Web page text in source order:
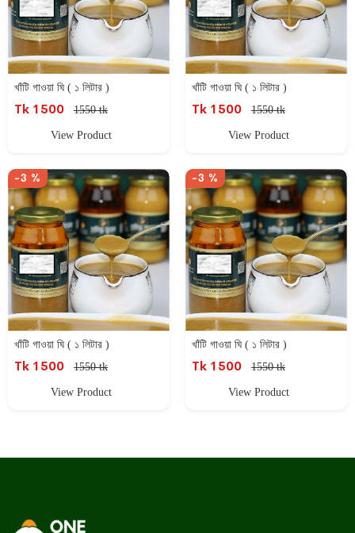
খাঁটি গাওয়া ঘি ( ১ লিটার )
Tk 1500 1550 tk
View Product
খাঁটি গাওয়া ঘি ( ১ লিটার )
Tk 1500 1550 tk
View Product
-3 %
খাঁটি গাওয়া ঘি ( ১ লিটার )
Tk 1500 1550 tk
View Product
-3 %
খাঁটি গাওয়া ঘি ( ১ লিটার )
Tk 1500 1550 tk
View Product